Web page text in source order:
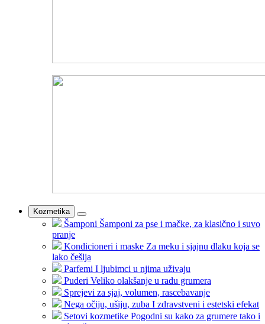
Kozmetika
Šamponi Šamponi za pse i mačke, za klasično i suvo
pranje
Kondicioneri i maske Za meku i sjajnu dlaku koja se
lako češlja
Parfemi I ljubimci u njima uživaju
Puderi Veliko olakšanje u radu grumera
Sprejevi za sjaj, volumen, rascebavanje
Nega očiju, ušiju, zuba I zdravstveni i estetski efekat
Setovi kozmetike Pogodni su kako za grumere tako i